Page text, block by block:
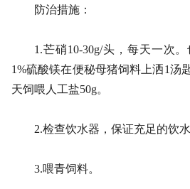
防治措施：
1.芒硝10-30g/头，每天一次
1%硫酸镁在便秘母猪饲料上洒1汤
天饲喂人工盐50g。
2.检查饮水器，保证充足的饮水
3.喂青饲料。